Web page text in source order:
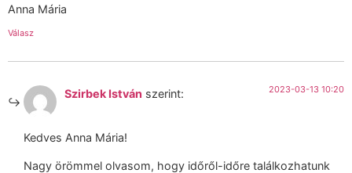
Anna Mária
Válasz
Szirbek István szerint: 2023-03-13 10:20
Kedves Anna Mária!
Nagy örömmel olvasom, hogy időről-időre találkozhatunk